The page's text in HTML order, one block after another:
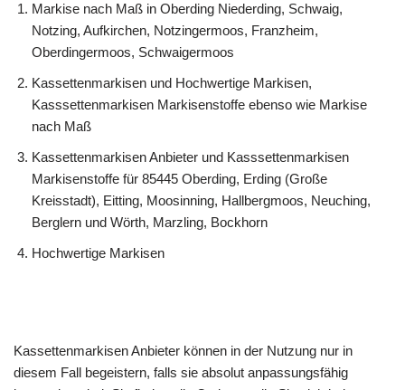
Markise nach Maß in Oberding Niederding, Schwaig,
Notzing, Aufkirchen, Notzingermoos, Franzheim,
Oberdingermoos, Schwaigermoos
Kassettenmarkisen und Hochwertige Markisen,
Kasssettenmarkisen Markisenstoffe ebenso wie Markise
nach Maß
Kassettenmarkisen Anbieter und Kasssettenmarkisen
Markisenstoffe für 85445 Oberding, Erding (Große
Kreisstadt), Eitting, Moosinning, Hallbergmoos, Neuching,
Berglern und Wörth, Marzling, Bockhorn
Hochwertige Markisen
Kassettenmarkisen Anbieter können in der Nutzung nur in
diesem Fall begeistern, falls sie absolut anpassungsfähig